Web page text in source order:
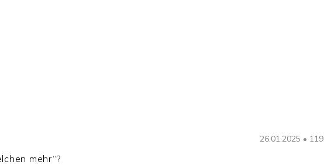
26.01.2025 • 119
mehr“?